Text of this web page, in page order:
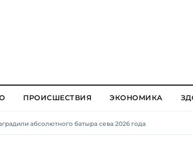
ПРОИСШЕСТВИЯ ЭКОНОМИКА
абсолютного батыра сева 2026 года